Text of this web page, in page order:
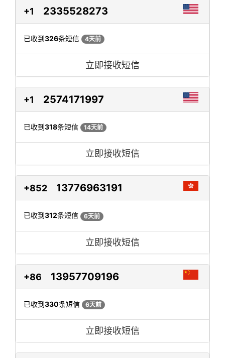
+1 2335528273
已收到326条短信 4天前
立即接收短信
+1 2574171997
已收到318条短信 14天前
立即接收短信
+852 13776963191
已收到312条短信 6天前
立即接收短信
+86 13957709196
已收到330条短信 6天前
立即接收短信